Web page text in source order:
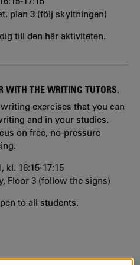
plan 3 (följ skyltningen)
till den här aktiviteten.
WITH THE WRITING TUTORS.
exercises that you can
and in your studies.
on free, no-pressure
kl. 16:15-17:15
Floor 3 (follow the signs)
to all students.